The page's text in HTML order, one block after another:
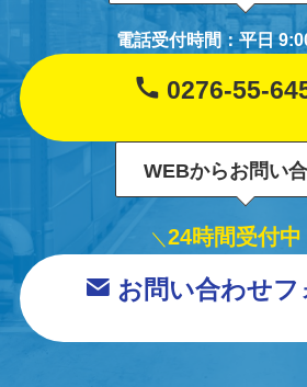
電話受付時間：平日
0276-55-
WEBからお問い
＼ 24時間受付中
お問い合わせフ